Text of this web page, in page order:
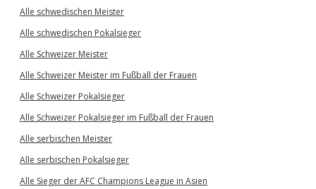
Alle schwedischen Meister
Alle schwedischen Pokalsieger
Alle Schweizer Meister
Alle Schweizer Meister im Fußball der Frauen
Alle Schweizer Pokalsieger
Alle Schweizer Pokalsieger im Fußball der Frauen
Alle serbischen Meister
Alle serbischen Pokalsieger
Alle Sieger der AFC Champions League in Asien